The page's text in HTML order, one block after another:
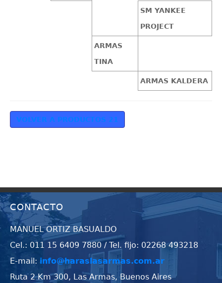
SM YANKEE
PROJECT
ARMAS
TINA
ARMAS KALDERA
VOLVER A PRODUCTOS 21
CONTACTO
MANUEL ORTIZ BASUALDO
Cel.: 011 15 6409 7880 / Tel. fijo: 02268 493218
E-mail: info@haraslasarmas.com.ar
Ruta 2 Km 300, Las Armas, Buenos Aires